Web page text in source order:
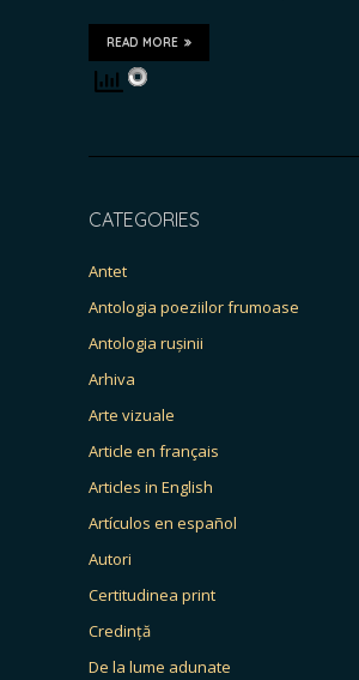
READ MORE
CATEGORIES
Antet
Antologia poeziilor frumoase
Antologia rușinii
Arhiva
Arte vizuale
Article en français
Articles in English
Artículos en español
Autori
Certitudinea print
Credință
De la lume adunate